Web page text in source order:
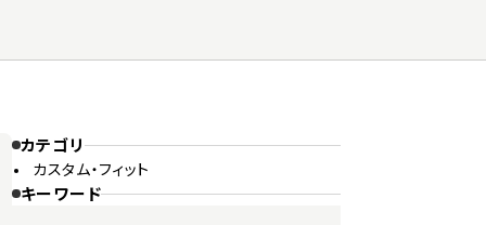
カテゴリ
カスタム・フィット
キーワード